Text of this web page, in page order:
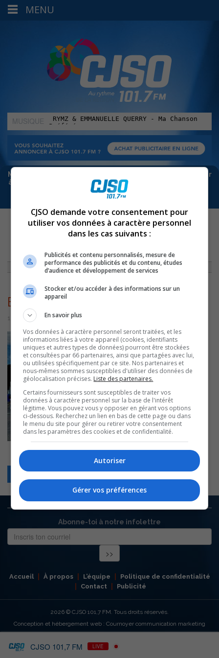
MUSIQUE
:
Meta bloque les infos sur Facebook. Pour ne rien manquer
à Sorel-Tracy et la région, abonne-toi à notre infolettre :
EXPOAGRICOLE2026
ExpoAgricole2026
15 juin 2026 | Par Sylvain Rochon
Retour
Abonne-toi à notre infolettre
Accueil À propos L’équipe
Politique de confidentialité
Contact
Publicité
2026 © CJSO 101,7 FM. Tous droits réservés.
Conception et hébergement web : Cournoyer communication marketing
CJSO 101,7 FM LIVE
MENU
CJSO demande votre consentement pour
utiliser vos données à caractère personnel
dans les cas suivants :
Publicités et contenu personnalisés, mesure de
performance des publicités et du contenu, études
d’audience et développement de services
Stocker et/ou accéder à des informations sur un
appareil
En savoir plus
Vos données à caractère personnel seront traitées, et les
informations liées à votre appareil (cookies, identifiants
uniques et autres types de données) pourront être stockées
et consultées par 66 partenaires, ainsi que partagées avec lui,
ou utilisées spécifiquement par ce site. Nos partenaires et
nous-mêmes sommes susceptibles d'utiliser des données de
géolocalisation précises. Liste des partenaires.
Certains fournisseurs sont susceptibles de traiter vos
données à caractère personnel sur la base de l'intérêt
légitime. Vous pouvez vous y opposer en gérant vos options
ci-dessous. Recherchez un lien en bas de cette page ou dans
le menu du site pour gérer ou retirer votre consentement
dans les paramètres des cookies et de confidentialité.
Autoriser
Gérer vos préférences